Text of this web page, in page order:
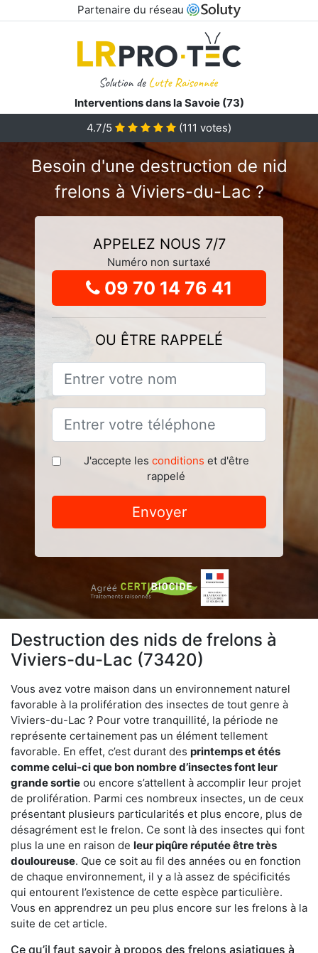
Partenaire du réseau
Interventions dans la Savoie (73)
4.7/5 (111 votes)
Besoin d'une destruction de nid
frelons à Viviers-du-Lac ?
APPELEZ NOUS 7/7
Numéro non surtaxé
09 70 14 76 41
OU ÊTRE RAPPELÉ
J'accepte les conditions et d'être
rappelé
Envoyer
Destruction des nids de frelons à
Viviers-du-Lac (73420)
Vous avez votre maison dans un environnement naturel
favorable à la prolifération des insectes de tout genre à
Viviers-du-Lac ? Pour votre tranquillité, la période ne
représente certainement pas un élément tellement
favorable. En effet, c’est durant des printemps et étés
comme celui-ci que bon nombre d’insectes font leur
grande sortie ou encore s’attellent à accomplir leur projet
de prolifération. Parmi ces nombreux insectes, un de ceux
présentant plusieurs particularités et plus encore, plus de
désagrément est le frelon. Ce sont là des insectes qui font
plus la une en raison de leur piqûre réputée être très
douloureuse. Que ce soit au fil des années ou en fonction
de chaque environnement, il y a là assez de spécificités
qui entourent l’existence de cette espèce particulière.
Vous en apprendrez un peu plus encore sur les frelons à la
suite de cet article.
Ce qu’il faut savoir à propos des frelons asiatiques à